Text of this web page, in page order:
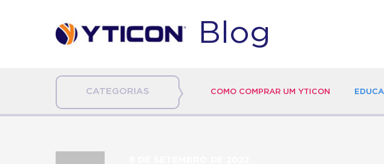
Blog
CATEGORIAS COMO COMPRAR UM YTICON